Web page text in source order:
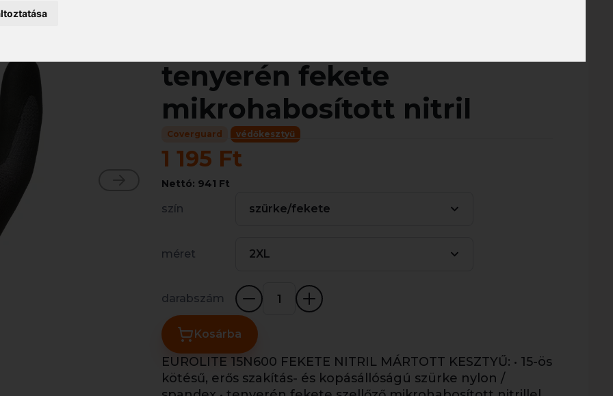
tenyerén fekete
mikrohabosított nitril
Coverguard védőkesztyű
1 195 Ft
Nettó: 941 Ft
szín szürke/fekete
méret 2XL
darabszám
Kosárba
EUROLITE 15N600 FEKETE NITRIL MÁRTOTT KESZTYŰ: • 15-ös
kötésű, erős szakítás- és kopásállóságú szürke nylon /